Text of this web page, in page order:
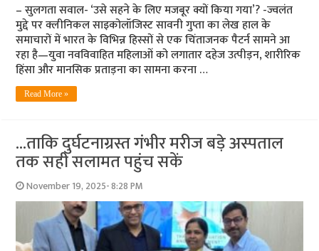
– सुलगता सवाल- ‘उसे सहने के लिए मजबूर क्यों किया गया’? -ज्वलंत
मुद्दे पर क्लीनिकल साइकोलॉजिस्ट सावनी गुप्ता का लेख हाल के
समाचारों में भारत के विभिन्न हिस्सों से एक चिंताजनक पैटर्न सामने आ
रहा है—युवा नवविवाहित महिलाओं को लगातार दहेज उत्पीड़न, शारीरिक
हिंसा और मानसिक प्रताड़ना का सामना करना …
Read More »
…ताकि दुर्घटनाग्रस्त गंभीर मरीज बड़े अस्पताल
तक सही सलामत पहुंच सकें
November 19, 2025- 8:28 PM